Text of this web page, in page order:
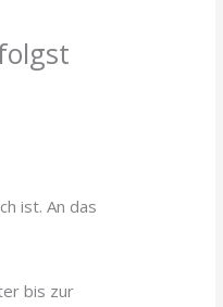
ist. An das
bis zur